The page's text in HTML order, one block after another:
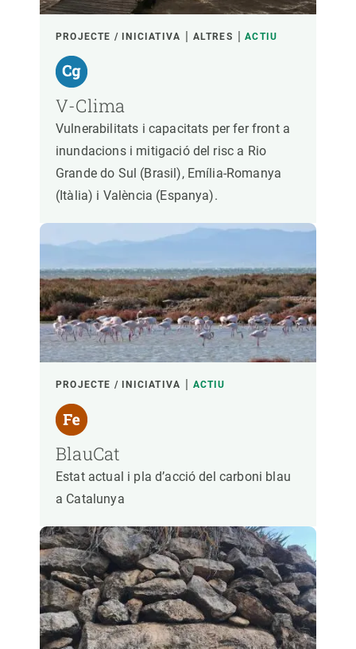
ANY D'INICI
- QUALSEVOL - ACTIU INACTIU
PROJECTE / INICIATIVA ALTRES ACTIU
V-Clima
Vulnerabilitats i capacitats per fer front a
inundacions i mitigació del risc a Rio
Grande do Sul (Brasil), Emília-Romanya
(Itàlia) i València (Espanya).
PROJECTE / INICIATIVA ACTIU
BlauCat
Estat actual i pla d’acció del carboni blau
a Catalunya